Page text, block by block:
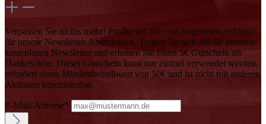
Verpassen Sie nichts mehr! Profitieren Sie von Angeboten exklusiv
für unsere Newsletter-Abonnenten. Tragen Sie sich ein für unseren
kostenlosen Newsletter und erhalten Sie einen 5€ Gutschein als
Dankeschön. Dieser Gutschein kann nur einmal verwendet werden,
erfordert einen Mindestbestellwert von 50€ und ist nicht mit anderen
Aktionen kombinierbar.
E-Mail-Adresse*